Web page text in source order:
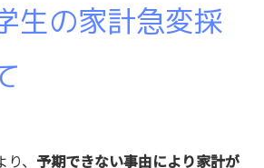
生の家計急変採
、 予期できない事由により家計が